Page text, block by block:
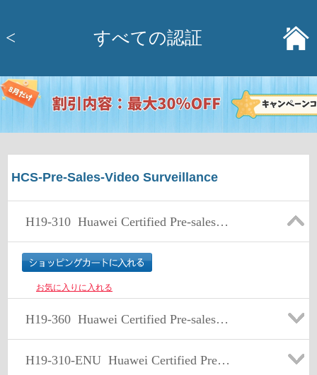
< すべての認証
HCS-Pre-Sales-Video Surveillance
H19-310 Huawei Certified Pre-sales specialist-Video Surveillance-CHS
お気に入りに入れる
H19-360 Huawei Certified Pre-sales Specialist-Video Surveillance –CHS
H19-310-ENU Huawei Certified Pre-sales specialist-Video Surveillance-CHS